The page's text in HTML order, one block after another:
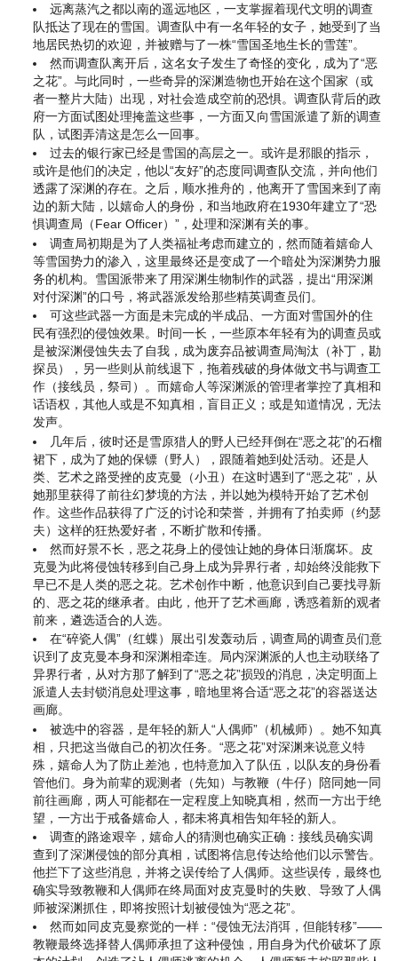
远离蒸汽之都以南的遥远地区，一支掌握着现代文明的调查
队抵达了现在的雪国。调查队中有一名年轻的女子，她受到了当
地居民热切的欢迎，并被赠与了一株“雪国圣地生长的雪莲”。
然而调查队离开后，这名女子发生了奇怪的变化，成为了“恶
之花”。与此同时，一些奇异的深渊造物也开始在这个国家（或
者一整片大陆）出现，对社会造成空前的恐惧。调查队背后的政
府一方面试图处理掩盖这些事，一方面又向雪国派遣了新的调查
队，试图弄清这是怎么一回事。
过去的银行家已经是雪国的高层之一。或许是邪眼的指示，
或许是他们的决定，他以“友好”的态度同调查队交流，并向他们
透露了深渊的存在。之后，顺水推舟的，他离开了雪国来到了南
边的新大陆，以嬉命人的身份，和当地政府在1930年建立了“恐
惧调查局（Fear Officer）”，处理和深渊有关的事。
调查局初期是为了人类福祉考虑而建立的，然而随着嬉命人
等雪国势力的渗入，这里最终还是变成了一个暗处为深渊势力服
务的机构。雪国派带来了用深渊生物制作的武器，提出“用深渊
对付深渊”的口号，将武器派发给那些精英调查员们。
可这些武器一方面是未完成的半成品、一方面对雪国外的住
民有强烈的侵蚀效果。时间一长，一些原本年轻有为的调查员或
是被深渊侵蚀失去了自我，成为废弃品被调查局淘汰（补丁，勘
探员），另一些则从前线退下，拖着残破的身体做文书与调查工
作（接线员，祭司）。而嬉命人等深渊派的管理者掌控了真相和
话语权，其他人或是不知真相，盲目正义；或是知道情况，无法
发声。
几年后，彼时还是雪原猎人的野人已经拜倒在“恶之花”的石榴
裙下，成为了她的保镖（野人），跟随着她到处活动。还是人
类、艺术之路受挫的皮克曼（小丑）在这时遇到了“恶之花”，从
她那里获得了前往幻梦境的方法，并以她为模特开始了艺术创
作。这些作品获得了广泛的讨论和荣誉，并拥有了拍卖师（约瑟
夫）这样的狂热爱好者，不断扩散和传播。
然而好景不长，恶之花身上的侵蚀让她的身体日渐腐坏。皮
克曼为此将侵蚀转移到自己身上成为异界行者，却始终没能救下
早已不是人类的恶之花。艺术创作中断，他意识到自己要找寻新
的、恶之花的继承者。由此，他开了艺术画廊，诱惑着新的观者
前来，遴选适合的人选。
在“碎瓷人偶”（红蝶）展出引发轰动后，调查局的调查员们意
识到了皮克曼本身和深渊相牵连。局内深渊派的人也主动联络了
异界行者，从对方那了解到了“恶之花”损毁的消息，决定明面上
派遣人去封锁消息处理这事，暗地里将合适“恶之花”的容器送达
画廊。
被选中的容器，是年轻的新人“人偶师”（机械师）。她不知真
相，只把这当做自己的初次任务。“恶之花”对深渊来说意义特
殊，嬉命人为了防止差池，也特意加入了队伍，以队友的身份看
管他们。身为前辈的观测者（先知）与教鞭（牛仔）陪同她一同
前往画廊，两人可能都在一定程度上知晓真相，然而一方出于绝
望，一方出于戒备嬉命人，都未将真相告知年轻的新人。
调查的路途艰辛，嬉命人的猜测也确实正确：接线员确实调
查到了深渊侵蚀的部分真相，试图将信息传达给他们以示警告。
他拦下了这些消息，并将之误传给了人偶师。这些误传，最终也
确实导致教鞭和人偶师在终局面对皮克曼时的失败、导致了人偶
师被深渊抓住，即将按照计划被侵蚀为“恶之花”。
然而如同皮克曼察觉的一样：“侵蚀无法消弭，但能转移”——
教鞭最终选择替人偶师承担了这种侵蚀，用自身为代价破坏了原